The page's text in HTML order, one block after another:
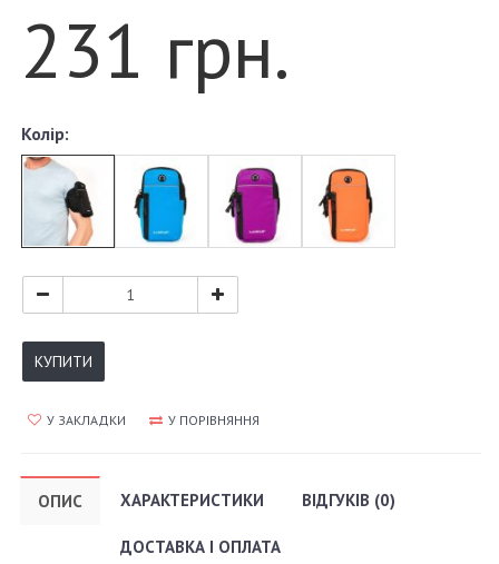
231 грн.
Колір:
КУПИТИ
У ЗАКЛАДКИ У ПОРІВНЯННЯ
ОПИС ХАРАКТЕРИСТИКИ ВІДГУКІВ (0)
ДОСТАВКА І ОПЛАТА